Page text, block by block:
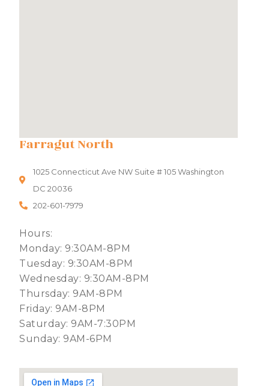
Farragut North
1025 Connecticut Ave NW Suite # 105 Washington
DC 20036
202-601-7979
Hours:
Monday: 9:30AM-8PM
Tuesday: 9:30AM-8PM
Wednesday: 9:30AM-8PM
Thursday: 9AM-8PM
Friday: 9AM-8PM
Saturday: 9AM-7:30PM
Sunday: 9AM-6PM